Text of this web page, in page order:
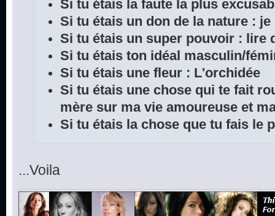
Si tu étais la faute la plus
Si tu étais un don de la nature : je
Si tu étais un super pouvoir : lire
Si tu étais ton idéal masculin/
Si tu étais une fleur : L'orchidée
Si tu étais une chose qui te fait
mère sur ma vie amoureuse et
Si tu étais la chose que tu fais le
...Voila